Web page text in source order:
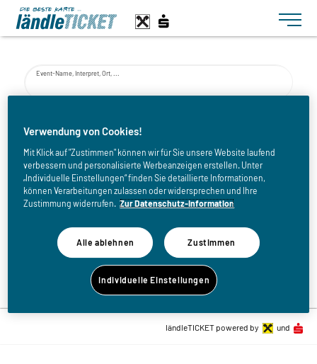
Toggle
Event-Name, Interpret, Ort, ...
bis
Zurück zur Eventliste
ländleTICKET powered by und
Verwendung von Cookies!
Mit Klick auf "Zustimmen" können wir für Sie unsere Website laufend
verbessern und personalisierte Werbeanzeigen erstellen. Unter
„Individuelle Einstellungen“ finden Sie detaillierte Informationen,
können Verarbeitungen zulassen oder widersprechen und Ihre
Zustimmung widerrufen. Zur Datenschutz-Information
Alle ablehnen Zustimmen
Individuelle Einstellungen